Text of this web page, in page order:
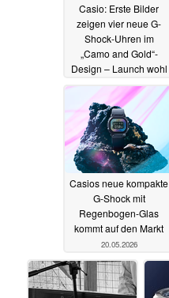
Casio: Erste Bilder
zeigen vier neue G-
Shock-Uhren im
„Camo and Gold“-
Design – Launch wohl
im Juni21.05.2026
Casios neue kompakte
G-Shock mit
Regenbogen-Glas
kommt auf den Markt
20.05.2026